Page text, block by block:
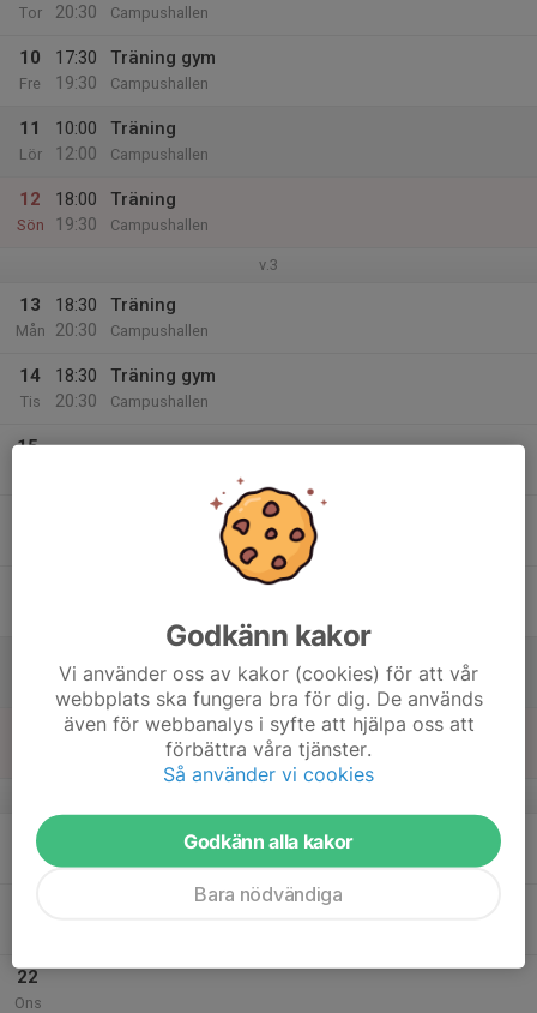
Tor
20:30
Campushallen
10
Fre
17:30
19:30
Träning gym
Campushallen
11
Lör
10:00
12:00
Träning
Campushallen
12
Sön
18:00
19:30
Träning
Campushallen
v.3
13
Mån
18:30
20:30
Träning
Campushallen
14
Tis
18:30
20:30
Träning gym
Campushallen
15
12:00
Campushallen
18:00
Träning
Campushallen
20
Mån
Träning gym
22
Ons
Godkänn kakor
Vi använder oss av kakor (cookies) för att vår
webbplats ska fungera bra för dig. De används
även för webbanalys i syfte att hjälpa oss att
förbättra våra tjänster.
Så använder vi cookies
Godkänn alla kakor
Bara nödvändiga